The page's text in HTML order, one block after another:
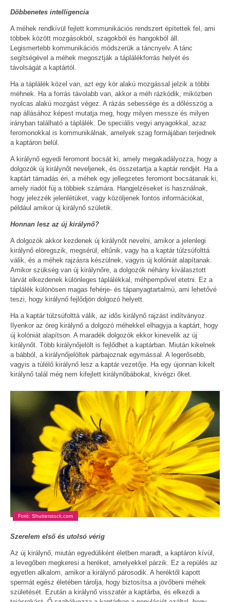
Döbbenetes intelligencia
A méhek rendkívül fejlett kommunikációs rendszert építettek fel, ami
többek között mozgásokból, szagokból és hangokból áll.
Legismertebb kommunikációs módszerük a táncnyelv. A tánc
segítségével a méhek megosztják a táplálékforrás helyét és
távolságát a kaptártól.
Ha a táplálék közel van, azt egy kör alakú mozgással jelzik a többi
méhnek. Ha a forrás távolabb van, akkor a méh rázkódik, miközben
nyolcas alakú mozgást végez. A rázás sebessége és a dőlésszög a
nap állásához képest mutatja meg, hogy milyen messze és milyen
irányban található a táplálék. De speciális vegyi anyagokkal, azaz
feromonokkal is kommunikálnak, amelyek szag formájában terjednek
a kaptáron belül.
A királynő egyedi feromont bocsát ki, amely megakadályozza, hogy a
dolgozók új királynőt neveljenek, és összetartja a kaptár rendjét. Ha a
kaptárt támadás éri, a méhek egy jellegzetes feromont bocsátanak ki,
amely riadót fúj a többiek számára. Hangjelzéseket is használnak,
hogy jelezzék jelenlétüket, vagy közöljenek fontos információkat,
például amikor új királynő születik.
Honnan lesz az új királynő?
A dolgozók akkor kezdenek új királynőt nevelni, amikor a jelenlegi
királynő elöregszik, megsérül, eltűnik, vagy ha a kaptár túlzsúfolttá
válik, és a méhek rajzásra készülnek, vagyis új kolóniát alapítanak.
Amikor szükség van új királynőre, a dolgozók néhány kiválasztott
lárvát elkezdenek különleges táplálékkal, méhpempővel etetni. Ez a
táplálék különösen magas fehérje- és tápanyagtartalmú, ami lehetővé
teszi, hogy királynő fejlődjön dolgozó helyett.
Ha a kaptár túlzsúfolttá válik, az idős királynő rajzást indítványoz.
Ilyenkor az öreg királynő a dolgozó méhekkel elhagyja a kaptárt, hogy
új kolóniát alapítson. A maradék dolgozók ekkor kinevelik az új
királynőt. Több királynőjelölt is fejlődhet a kaptárban. Miután kikelnek
a bábból, a királynőjelöltek párbajoznak egymással. A legerősebb,
vagyis a túlélő királynő lesz a kaptár vezetője. Ha egy újonnan kikelt
királynő talál még nem kifejlett királynőbábokat, kivégzi őket.
Fotó: Shutterstock.com
Szerelem első és utolsó vérig
Az új királynő, miután egyedüliként életben maradt, a kaptáron kívül,
a levegőben megkeresi a heréket, amelyekkel párzik. Ez a repülés az
egyetlen alkalom, amikor a királynő párosodik. A heréktől kapott
spermát egész életében tárolja, hogy biztosítsa a jövőbeni méhek
születését. Ezután a királynő visszatér a kaptárba, és elkezdi a